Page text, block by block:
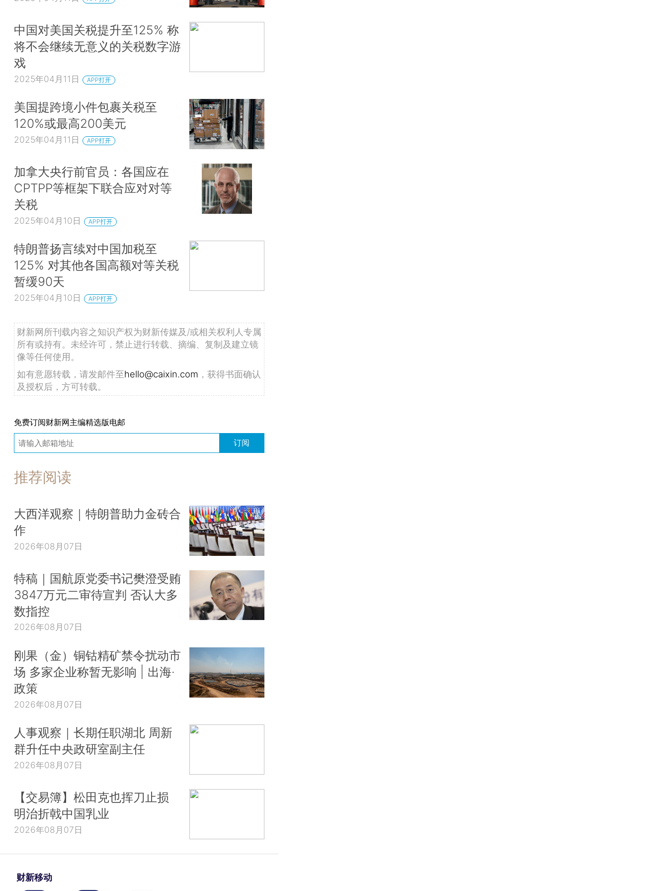
中国对美国关税提升至125% 称
将不会继续无意义的关税数字游
戏
2025年04月11日 APP打开
美国提跨境小件包裹关税至
120%或最高200美元
2025年04月11日 APP打开
加拿大央行前官员：各国应在
CPTPP等框架下联合应对对等
关税
2025年04月10日 APP打开
特朗普扬言续对中国加税至
125% 对其他各国高额对等关税
暂缓90天
2025年04月10日 APP打开
财新网所刊载内容之知识产权为财新传媒及/或相关权利人专属
所有或持有。未经许可，禁止进行转载、摘编、复制及建立镜
像等任何使用。
如有意愿转载，请发邮件至hello@caixin.com ，获得书面确认
及授权后，方可转载。
免费订阅财新网主编精选版电邮
订阅
推荐阅读
大西洋观察｜特朗普助力金砖合
作
2026年08月07日
特稿｜国航原党委书记樊澄受贿
3847万元二审待宣判 否认大多
数指控
2026年08月07日
刚果（金）铜钴精矿禁令扰动市
场 多家企业称暂无影响 | 出海·
政策
2026年08月07日
人事观察｜长期任职湖北 周新
群升任中央政研室副主任
2026年08月07日
【交易簿】松田克也挥刀止损
明治折戟中国乳业
2026年08月07日
财新移动